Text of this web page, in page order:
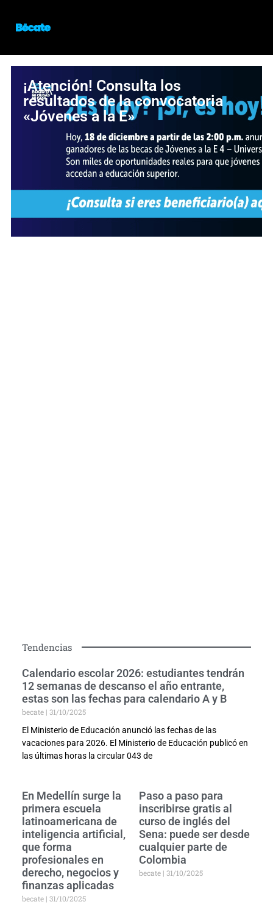
¡Atención! Consulta los
resultados de la convocatoria
«Jóvenes a la E»
Tendencias
Calendario escolar 2026: estudiantes tendrán
12 semanas de descanso el año entrante,
estas son las fechas para calendario A y B
becate 31/10/2025
El Ministerio de Educación anunció las fechas de las
vacaciones para 2026. El Ministerio de Educación publicó en
las últimas horas la circular 043 de
En Medellín surge la
primera escuela
latinoamericana de
inteligencia artificial,
que forma
profesionales en
derecho, negocios y
finanzas aplicadas
becate 31/10/2025
Paso a paso para
inscribirse gratis al
curso de inglés del
Sena: puede ser desde
cualquier parte de
Colombia
becate 31/10/2025